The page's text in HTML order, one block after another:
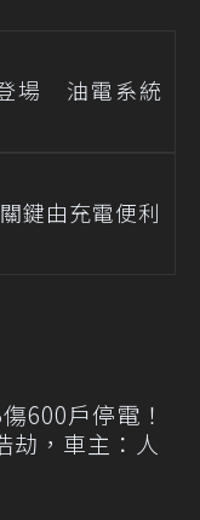
場 油電系統
鍵由充電便利
600戶停電！
劫，車主：人